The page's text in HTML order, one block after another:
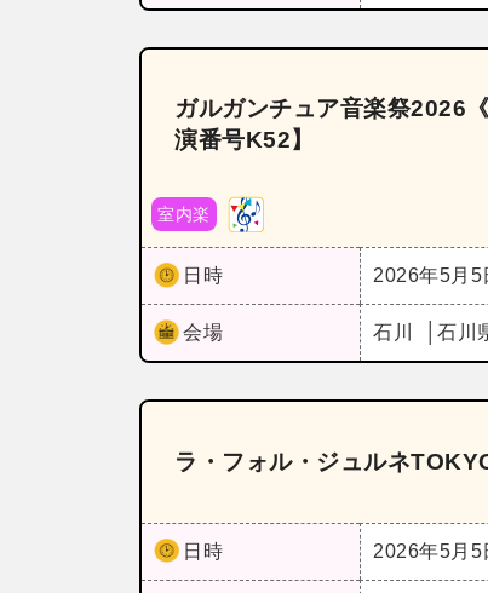
ガルガンチュア音楽祭2026
演番号K52】
室内楽
日時 2026年5月5
会場 石川 石川
ラ・フォル・ジュルネ
日時 2026年5月5